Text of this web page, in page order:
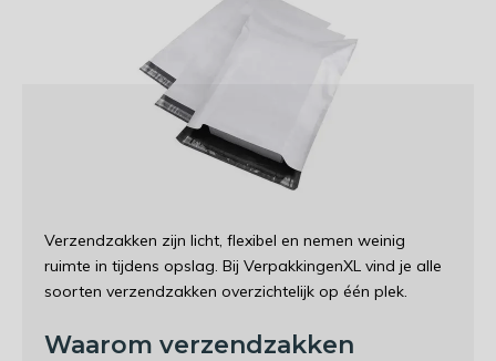
Verzendzakken zijn licht, flexibel en nemen weinig
ruimte in tijdens opslag. Bij VerpakkingenXL vind je alle
soorten verzendzakken overzichtelijk op één plek.
Waarom verzendzakken